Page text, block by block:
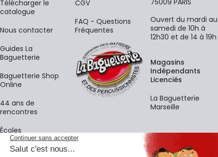
​Télécharger le
catalogue
Nous contacter
Guides La
Baguetterie
Baguetterie Shop
Online
44 ans de
rencontres
Écoles
CGV
FAQ - Questions
Fréquentes
Ouvert du mardi au
samedi de 10h à
12h30 et de 14 à 19h
Magasins
Indépendants
Licenciés
La Baguetterie
Marseille
La newsletter